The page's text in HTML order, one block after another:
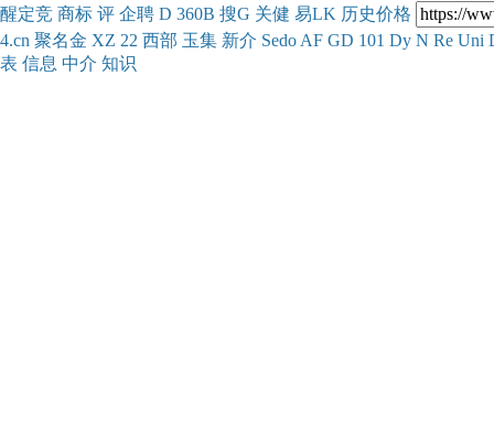
醒定竞 商标 评 企聘 D 360B 搜G 关健 易LK 历史价格
4.cn 聚名金 XZ 22 西部 玉集 新介 Sedo AF GD 101 Dy N Re Uni
表 信息 中介 知识